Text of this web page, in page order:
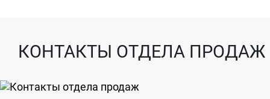
КОНТАКТЫ ОТДЕЛА ПРОДАЖ